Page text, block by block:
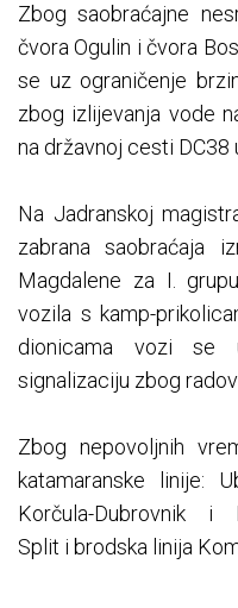
Zbog saobraćajne
čvora Ogulin i čvora
se uz ograničenje
zbog izlijevanja vode
na državnoj cesti DC38
Na Jadranskoj
zabrana saobraćaja
Magdalene za I.
vozila s kamp-
dionicama vozi se
signalizaciju zbog
Zbog nepovoljnih
katamaranske linije:
Korčula-Dubrovnik i
Split i brodska linija